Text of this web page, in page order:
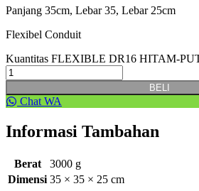
Panjang 35cm, Lebar 35, Lebar 25cm
Flexibel Conduit
Kuantitas FLEXIBLE DR16 HITAM-
BELI
Chat WA
Informasi Tambahan
Berat
3000 g
Dimensi 35 × 35 × 25 cm